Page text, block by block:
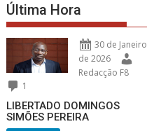
Última Hora
30 de Janeiro
de 2026
Redacção F8
1
LIBERTADO DOMINGOS
SIMÕES PEREIRA